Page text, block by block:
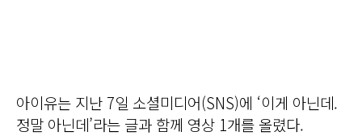
아이유는 지난 7일 소셜미디어(SNS)에 ‘이게 아닌데.
정말 아닌데’라는 글과 함께 영상 1개를 올렸다.